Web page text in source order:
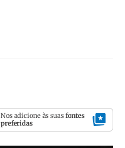
Nos adicione às suas fontes
preferidas